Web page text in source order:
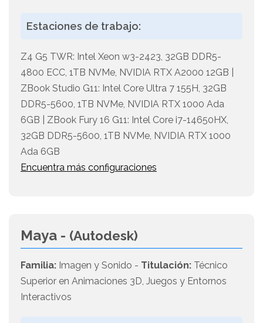
Estaciones de trabajo:
Z4 G5 TWR: Intel Xeon w3-2423, 32GB DDR5-
4800 ECC, 1TB NVMe, NVIDIA RTX A2000 12GB |
ZBook Studio G11: Intel Core Ultra 7 155H, 32GB
DDR5-5600, 1TB NVMe, NVIDIA RTX 1000 Ada
6GB | ZBook Fury 16 G11: Intel Core i7-14650HX,
32GB DDR5-5600, 1TB NVMe, NVIDIA RTX 1000
Ada 6GB
Encuentra más configuraciones
Maya - (Autodesk)
Familia: Imagen y Sonido - Titulación: Técnico
Superior en Animaciones 3D, Juegos y Entornos
Interactivos